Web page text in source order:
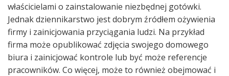
właścicielami o zainstalowanie niezbędnej gotówki.
Jednak dziennikarstwo jest dobrym źródłem ożywienia
firmy i zainicjowania przyciągania ludzi. Na przykład
firma może opublikować zdjęcia swojego domowego
biura i zainicjować kontrole lub być może referencje
pracowników. Co więcej, może to również obejmować i